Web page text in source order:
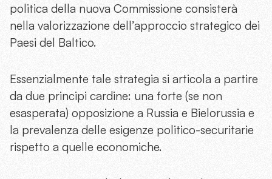
politica della nuova Commissione consisterà
nella valorizzazione dell’approccio strategico dei
Paesi del Baltico.
Essenzialmente tale strategia si articola a partire
da due principi cardine: una forte (se non
esasperata) opposizione a Russia e Bielorussia e
la prevalenza delle esigenze politico-securitarie
rispetto a quelle economiche.